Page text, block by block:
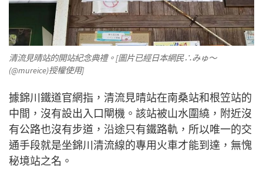
清流見晴站的開站紀念典禮。[圖片已經日本網民∴みゅ～
(@mureice)授權使用]
據錦川鐵道官網指，清流見晴站在南桑站和根笠站的
中間，沒有設出入口閘機。該站被山水圍繞，附近沒
有公路也沒有步道，沿途只有鐵路軌，所以唯一的交
通手段就是坐錦川清流線的專用火車才能到達，無愧
秘境站之名。